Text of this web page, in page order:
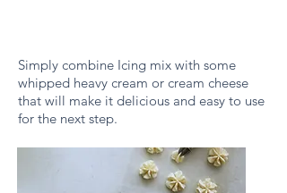
Simply combine Icing mix with some
whipped heavy cream or cream cheese
that will make it delicious and easy to use
for the next step.